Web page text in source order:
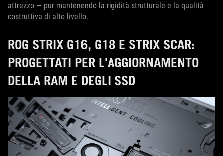
attrezzo — pur mantenendo la rigidità strutturale e la qualità
costruttiva di alto livello.
ROG STRIX G16, G18 E STRIX SCAR:
PROGETTATI PER L'AGGIORNAMENTO
DELLA RAM E DEGLI SSD